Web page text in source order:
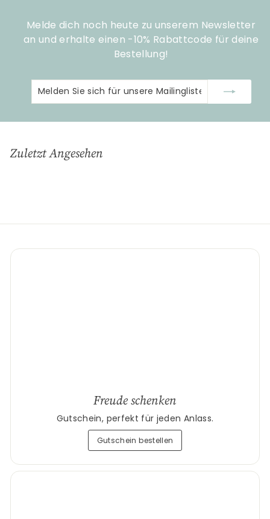
Melde dich noch heute zu unserem Newsletter
an und erhalte einen -10% Rabattcode für deine
Bestellung!
Melden
Sie
für
Abonnieren
Zuletzt Angesehen
Freude schenken
Gutschein, perfekt für jeden Anlass.
Gutschein bestellen